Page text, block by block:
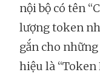
nội bộ có tên
lượng token
gắn cho
hiệu là “Token